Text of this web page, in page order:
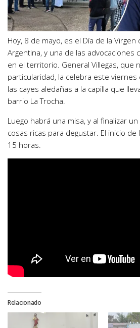
Hoy, 8 de mayo, es el Día de la Virgen
Argentina, y una de las advocaciones
en el territorio. General Villegas, que
particularidad, la celebra este
las cayes aledañas a la capilla que
barrio La Trocha.
Luego habrá una misa, y al finalizar
cosas ricas para degustar. El inicio de
15 horas.
Relacionado